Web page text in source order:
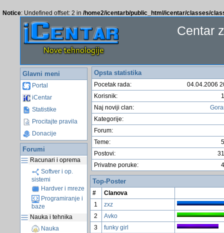
Notice: Undefined offset: 2 in /home2/icentarb/public_html/icentar/classes/
Centar
Glavni meni
Portal
iCentar
Statistike
Procitajte pravila
Donacije
Forumi
Racunari i oprema
Softver i op.
sistemi
Hardver i mreze
Programiranje i
baze
Nauka i tehnika
Nauka
Opsta statistika
04.04.2006
Pocetak rada:
Korisnik:
Naj noviji clan:
Kategorije:
Forum:
Teme:
Postovi:
Privatne poruke:
Top-Poster
#
Clanova
1
zxz
2
Avko
3
funky girl